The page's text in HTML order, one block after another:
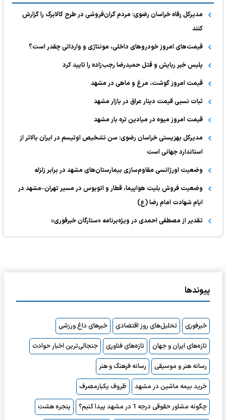
مدیرکل رفاه خراسان رضوی: مردم گران‌فروشی در طرح کالابرگ را گزارش
کنند
قیمت‌های امروز خودرو‌های داخلی، مونتاژی و وارداتی چقدر است؟
پلیس خبر ربایش و قتل حمیدرضا رجب‌زاده را تایید کرد
قیمت امروز گوشت، مرغ و ماهی در مشهد
ثبات نسبی قیمت دینار عراق در بازار مشهد
قیمت امروز میوه در میادین تره بار مشهد
مدیرکل بهزیستی خراسان رضوی: سن تشخیص اوتیسم در ایران بالاتر از
استاندارد جهانی است
وضعیت اورژانسی مقاوم‌سازی بیمارستان‌های مشهد در برابر زلزله
وضعیت فروش بلیت هواپیما، قطار و اتوبوس در مسیر تهران–مشهد در
ایام شهادت امام رضا (ع)
تقدیر از مصطفی احمدی در ویژه‌برنامه «ستارگان خبرفوری»
پیوندها
خبرفوری تحلیل‌های روز اقتصادی
خبرهای داغ ورزشی
تازه‌های ایران و جهان
تازه‌های فناوری
جنجالی‌ترین اخبار حوادث
رسانه هنر و موسیقی
رسانه فرهنگ و هنر
خرید بیمه ماشین در مشهد
ظروف یکبارمصرف
چگونه مشاور حقوقی درجه 1 در مشهد پیدا کنیم؟
پنجره هشت